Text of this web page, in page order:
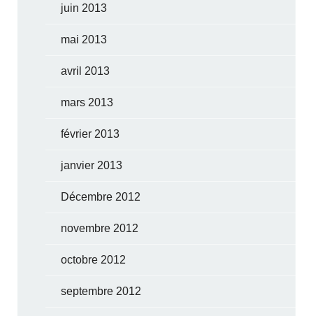
juin 2013
mai 2013
avril 2013
mars 2013
février 2013
janvier 2013
Décembre 2012
novembre 2012
octobre 2012
septembre 2012